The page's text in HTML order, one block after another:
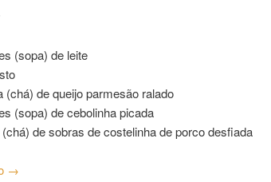
(sopa) de leite
de queijo parmesão ralado
(sopa) de cebolinha picada
de sobras de costelinha de porco desfiada
→